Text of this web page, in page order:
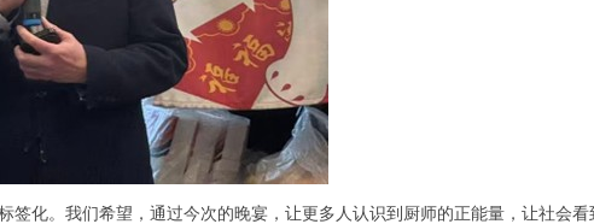
签化。我们希望，通过今次的晚宴，让更多人认识到厨师的正能量，让社会看